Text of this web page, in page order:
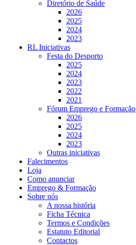
Diretório de Saúde
2026
2025
2024
2023
RL Iniciativas
Festa do Desporto
2025
2024
2023
2022
2021
Fórum Emprego e Formação
2026
2025
2024
2023
Outras iniciativas
Falecimentos
Loja
Como anunciar
Emprego & Formação
Sobre nós
A nossa história
Ficha Técnica
Termos e Condições
Estatuto Editorial
Contactos